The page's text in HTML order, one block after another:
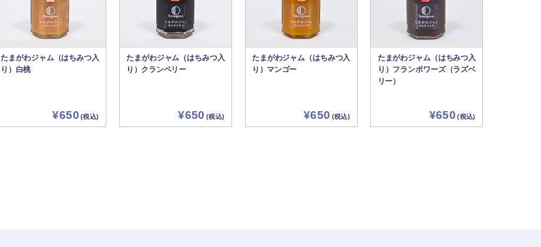
たまがわジャム（はちみつ入
り）白桃
¥650 (税込)
たまがわジャム（はちみつ入
り）クランベリー
¥650 (税込)
たまがわジャム（はちみつ入
り）マンゴー
¥650 (税込)
たまがわジャム（はちみつ入
り）フランポワーズ（ラズベ
リー）
¥650 (税込)